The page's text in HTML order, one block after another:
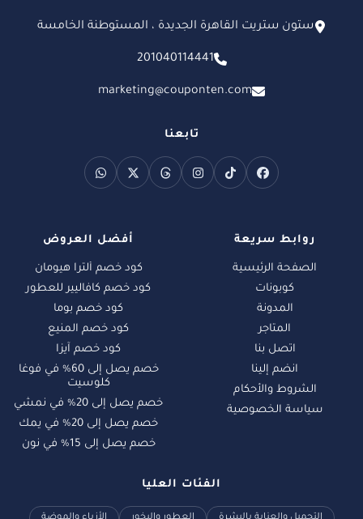
ستون ستريت القاهرة الجديدة ، المستوطنة الخامسة
201040114441
marketing@couponten.com
تابعنا
روابط سريعة
الصفحة الرئيسية
كوبونات
المدونة
المتاجر
اتصل بنا
انضم إلينا
الشروط والأحكام
سياسة الخصوصية
أفضل العروض
كود خصم ألترا هيومان
كود خصم كافاليير للعطور
كود خصم بوما
كود خصم المنيع
كود خصم آيزا
خصم يصل إلى 60% في فوغا
كلوسيت
خصم يصل إلى 20% في نمشي
خصم يصل إلى 20% في يمك
خصم يصل إلى 15% في نون
الفئات العليا